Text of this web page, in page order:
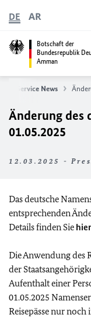
Botschaft der
Bundesrepublik
Amman
DE AR
Service News
Änderung des
01.05.2025
12.03.2025 -
Das deutsche
entsprechenden
Details finden Sie hier
Die Anwendung des
der
Aufenthalt einer
01.05.2025
Reisepässe nur